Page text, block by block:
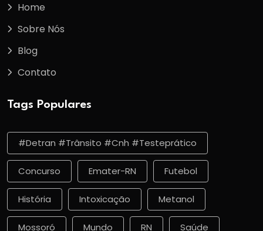
Home
Sobre Nós
Blog
Contato
Tags Populares
#detran #trânsito #cnh #testeprático
Concurso Emater-RN Futebol
História Intoxicação Metanol
Mossoró Mundo RN Saúde